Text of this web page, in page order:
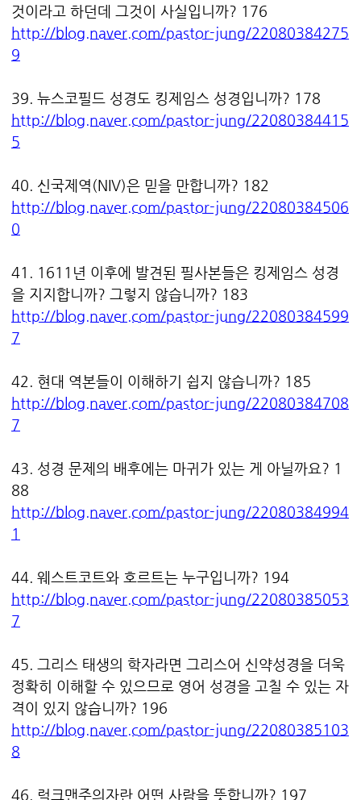
것이라고 하던데 그것이 사실입니까? 176
http://blog.naver.com/pastor-jung/22080384275
9
39. 뉴스코필드 성경도 킹제임스 성경입니까? 178
http://blog.naver.com/pastor-jung/22080384415
5
40. 신국제역(NIV)은 믿을 만합니까? 182
http://blog.naver.com/pastor-jung/22080384506
0
41. 1611년 이후에 발견된 필사본들은 킹제임스 성경
을 지지합니까? 그렇지 않습니까? 183
http://blog.naver.com/pastor-jung/22080384599
7
42. 현대 역본들이 이해하기 쉽지 않습니까? 185
http://blog.naver.com/pastor-jung/22080384708
7
43. 성경 문제의 배후에는 마귀가 있는 게 아닐까요? 1
88
http://blog.naver.com/pastor-jung/22080384994
1
44. 웨스트코트와 호르트는 누구입니까? 194
http://blog.naver.com/pastor-jung/22080385053
7
45. 그리스 태생의 학자라면 그리스어 신약성경을 더욱
정확히 이해할 수 있으므로 영어 성경을 고칠 수 있는 자
격이 있지 않습니까? 196
http://blog.naver.com/pastor-jung/22080385103
8
46. 럭크맨주의자란 어떤 사람을 뜻합니까? 197